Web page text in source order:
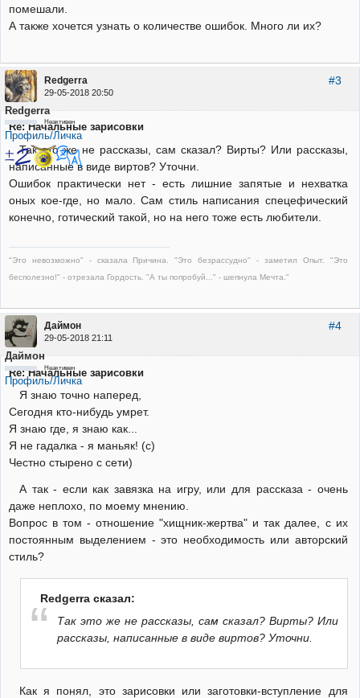
помешали.
А также хочется узнать о количестве ошибок. Много ли их?
#3
Redgerra
29-05-2018 20:50
Redgerra
Неактивен
Профиль/Личка
Re: Начальные зарисовки
Так это же не рассказы, сам сказал? Вирты? Или рассказы,
написанные в виде виртов? Уточни.
Ошибок практически нет - есть лишние запятые и нехватка
оных кое-где, но мало. Сам стиль написания спецефический
конечно, готический такой, но на него тоже есть любители.
"Это невозможно" - сказала Причина. "Это безрассудно" - заметил Опыт. "Это
бесполезно!" - отрезала Гордость. "А ты попробуй..." - шепнула Мечта."
#4
Даймон
29-05-2018 21:11
Даймон
Неактивен
Профиль/Личка
Re: Начальные зарисовки
Я знаю точно наперед,
Сегодня кто-нибудь умрет.
Я знаю где, я знаю как...
Я не гадалка - я маньяк! (с)
Честно стырено с сети)
А так - если как завязка на игру, или для рассказа - очень
даже неплохо, по моему мнению.
Вопрос в том - отношение "хищник-жертва" и так далее, с их
постоянным выделением - это необходимость или авторский
стиль?
Redgerra сказал:
Так это же не рассказы, сам сказал? Вирты? Или
рассказы, написанные в виде виртов? Уточни.
Как я понял, это зарисовки или заготовки-вступление для